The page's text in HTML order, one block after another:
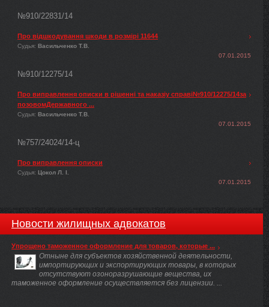
№910/22831/14
Про відшкодування шкоди в розмірі 11644
Судья: Васильченко Т.В.
07.01.2015
№910/12275/14
Про виправлення описки в рішенні та наказіу справі№910/12275/14за
позовомДержавного ...
Судья: Васильченко Т.В.
07.01.2015
№757/24024/14-ц
Про виправлення описки
Судья: Цокол Л. І.
07.01.2015
Новости жилищных адвокатов
Упрощено таможенное оформление для товаров, которые ...
Отныне для субъектов хозяйственной деятельности,
импортирующих и экспортирующих товары, в которых
отсутствуют озоноразрушающие вещества, их
таможенное оформление осуществляется без лицензии. ...